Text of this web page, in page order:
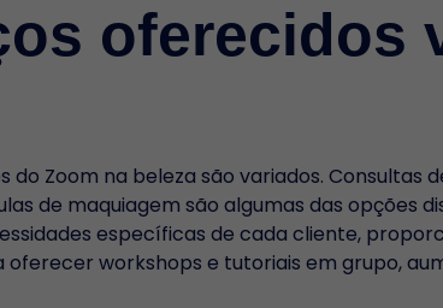
oferecidos
Zoom na beleza são variados. Consultas
de maquiagem são algumas das opções
específicas de cada cliente,
workshops e tutoriais em grupo,